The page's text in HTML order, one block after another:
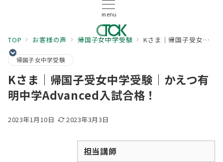
menu
TOP お客様の声 帰国子女中学受験 Kさま｜帰国子受女中学受験｜かえつ有明中学Advanced入試合格！
帰国子女中学受験
Kさま｜帰国子受女中学受験｜かえつ有
明中学Advanced入試合格！
2023年1月10日 2023年3月3日
担当講師